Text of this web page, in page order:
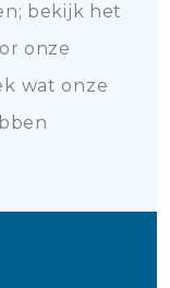
bekijk het
onze
wat onze